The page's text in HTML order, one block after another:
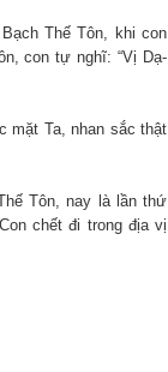
Thế Tôn, khi con
con tự nghĩ: “Vị Dạ-
mặt Ta, nhan sắc thật
Tôn, nay là lần thứ
chết đi trong địa vị